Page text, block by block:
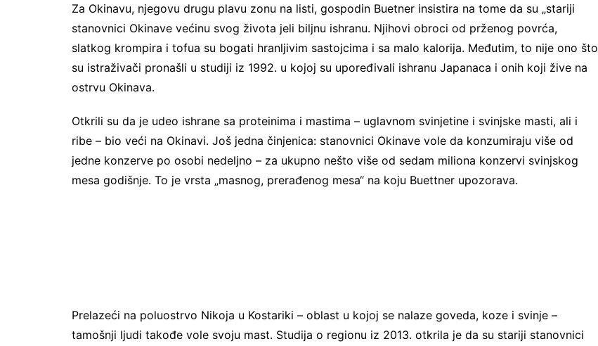
Za Okinavu, njegovu drugu plavu zonu na listi, gospodin Buetner insistira na tome da su „stariji
stanovnici Okinave većinu svog života jeli biljnu ishranu. Njihovi obroci od prženog povrća,
slatkog krompira i tofua su bogati hranljivim sastojcima i sa malo kalorija. Međutim, to nije ono što
su istraživači pronašli u studiji iz 1992. u kojoj su upoređivali ishranu Japanaca i onih koji žive na
ostrvu Okinava.
Otkrili su da je udeo ishrane sa proteinima i mastima – uglavnom svinjetine i svinjske masti, ali i
ribe – bio veći na Okinavi. Još jedna činjenica: stanovnici Okinave vole da konzumiraju više od
jedne konzerve po osobi nedeljno – za ukupno nešto više od sedam miliona konzervi svinjskog
mesa godišnje. To je vrsta „masnog, prerađenog mesa“ na koju Buettner upozorava.
Prelazeći na poluostrvo Nikoja u Kostariki – oblast u kojoj se nalaze goveda, koze i svinje –
tamošnji ljudi takođe vole svoju mast. Studija o regionu iz 2013. otkrila je da su stariji stanovnici